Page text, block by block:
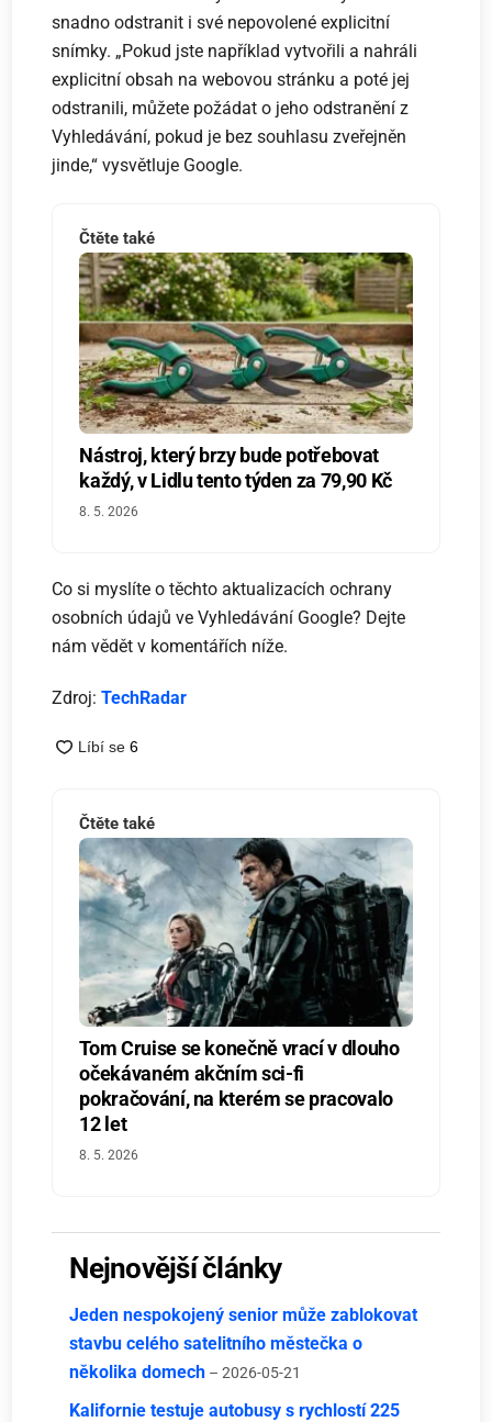
snadno odstranit i své nepovolené explicitní
snímky. „Pokud jste například vytvořili a nahráli
explicitní obsah na webovou stránku a poté jej
odstranili, můžete požádat o jeho odstranění z
Vyhledávání, pokud je bez souhlasu zveřejněn
jinde,“ vysvětluje Google.
Čtěte také
Nástroj, který brzy bude potřebovat
každý, v Lidlu tento týden za 79,90 Kč
8. 5. 2026
Co si myslíte o těchto aktualizacích ochrany
osobních údajů ve Vyhledávání Google? Dejte
nám vědět v komentářích níže.
Zdroj:TechRadar
Čtěte také
Tom Cruise se konečně vrací v dlouho
očekávaném akčním sci-fi
pokračování, na kterém se pracovalo
12 let
8. 5. 2026
Nejnovější články
Jeden nespokojený senior může zablokovat
stavbu celého satelitního městečka o
několika domech – 2026-05-21
Kalifornie testuje autobusy s rychlostí 225